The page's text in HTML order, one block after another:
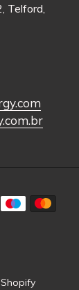
Telford,